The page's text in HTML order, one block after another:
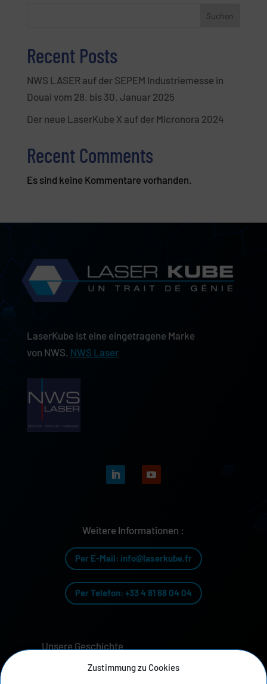
Zustimmung zu Cookies
Suchen
Recent Posts
NWS LASER auf der SEPEM Industriemesse in
Douai vom 28. bis 30. Januar 2025
Der neue LaserKube X auf der Micronora 2024
Recent Comments
Es sind keine Kommentare vorhanden.
LaserKube ist eine eingetragene Marke
von NWS. NWS Laser
Weitere Informationen :
Per E-Mail: info@laserkube.fr
Per Telefon: +33 4 81 68 04 04
Unsere Geschichte
Datenschutzrichtlinie